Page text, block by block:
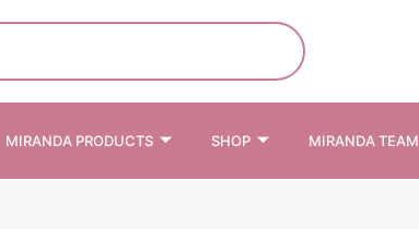
MIRANDA PRODUCTS SHOP MIRANDA TEAM